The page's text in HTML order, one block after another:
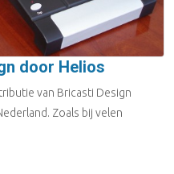
door Helios
van Bricasti Design
Zoals bij velen